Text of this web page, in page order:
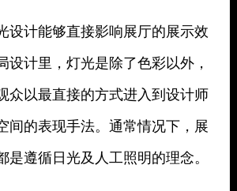
设计能够直接影响展厅的展示效
设计里，灯光是除了色彩以外，
众以最直接的方式进入到设计师
间的表现手法。通常情况下，展
是遵循日光及人工照明的理念。